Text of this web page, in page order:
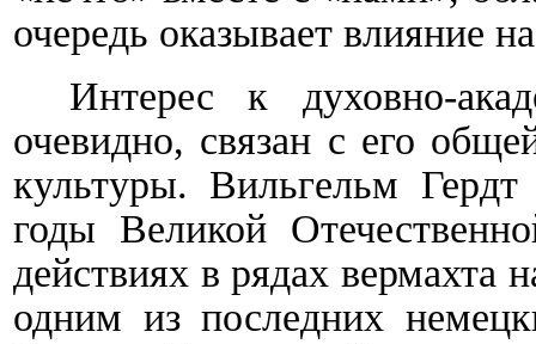
очередь оказывает влияние
Интерес к духовно-
очевидно, связан с его
культуры. Вильгельм
годы Великой
действиях в рядах вермахта
одним из последних